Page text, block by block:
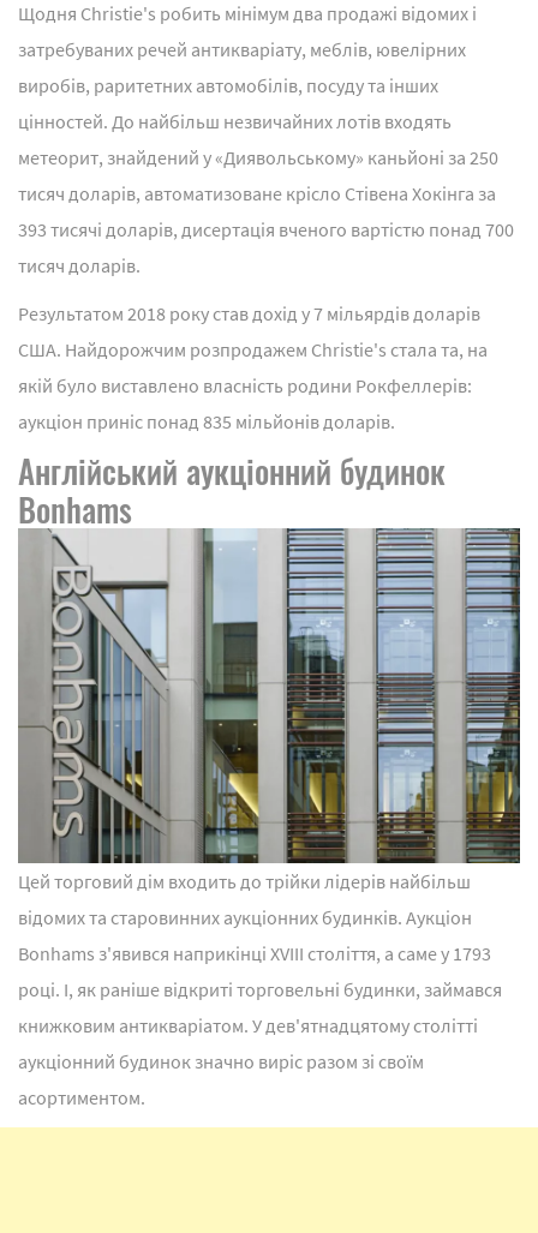
Щодня Christie's робить мінімум два продажі відомих і
затребуваних речей антикваріату, меблів, ювелірних
виробів, раритетних автомобілів, посуду та інших
цінностей. До найбільш незвичайних лотів входять
метеорит, знайдений у «Диявольському» каньйоні за 250
тисяч доларів, автоматизоване крісло Стівена Хокінга за
393 тисячі доларів, дисертація вченого вартістю понад 700
тисяч доларів.
Результатом 2018 року став дохід у 7 мільярдів доларів
США. Найдорожчим розпродажем Christie's стала та, на
якій було виставлено власність родини Рокфеллерів:
аукціон приніс понад 835 мільйонів доларів.
Англійський аукціонний будинок
Bonhams
Цей торговий дім входить до трійки лідерів найбільш
відомих та старовинних аукціонних будинків. Аукціон
Bonhams з'явився наприкінці XVIII століття, а саме у 1793
році. І, як раніше відкриті торговельні будинки, займався
книжковим антикваріатом. У дев'ятнадцятому столітті
аукціонний будинок значно виріс разом зі своїм
асортиментом.